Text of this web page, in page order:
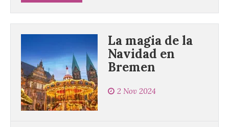
La magia de la
Navidad en
Bremen
2 Nov 2024